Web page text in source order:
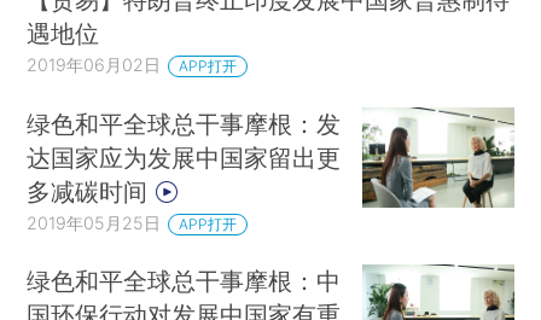
遇地位
2019年06月02日 APP打开
绿色和平全球总干事摩根：发
达国家应为发展中国家留出更
多减碳时间
2019年05月25日 APP打开
绿色和平全球总干事摩根：中